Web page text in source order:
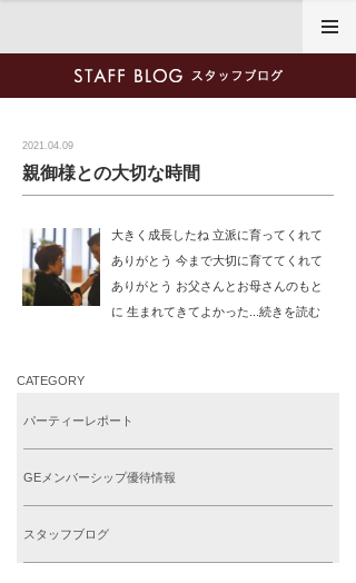
2021.04.09
親御様との大切な時間
大きく成長したね 立派に育ってくれて
ありがとう 今まで大切に育ててくれて
ありがとう お父さんとお母さんのもと
に 生まれてきてよかった...続きを読む
CATEGORY
パーティーレポート
GEメンバーシップ優待情報
スタッフブログ